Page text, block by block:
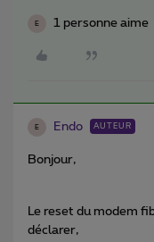
E 1 personne aime
E Endo AUTEUR
Bonjour,
Le reset du modem
déclarer,